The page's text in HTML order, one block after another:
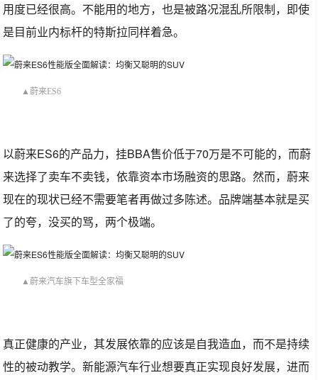
用度已经很高。不能用的地方，也是被路况混乱所限制，即使
是目前业内标杆的特斯拉同样着急。
▲蔚来ES6
以蔚来ES6的产品力，挂BBA售价低于70万是不可能的，而蔚
来选择了卖车不卖钱，依靠资本市场融资的思路。然而，蔚来
现在的现状已经不需要笔者再做过多陈述。品牌端基本就是买
了的夸，没买的骂，两个极端。
▲蔚来汽车旗下车型全家福
真正健康的产业，其发展依靠的应该是自我造血，而不是持续
性的被动教学。新能源汽车行业想要真正实现良好发展，进而